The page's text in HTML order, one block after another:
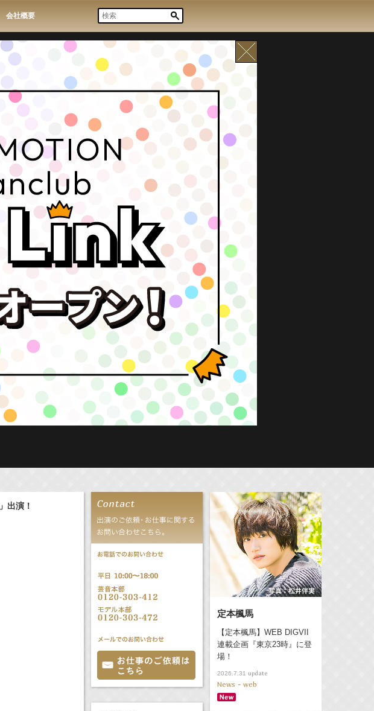
会社概要
出演！
定本楓馬
【定本楓馬】WEB DIGVII
連載企画『東京23時』に登
場！
2026.7.31 update
News - web